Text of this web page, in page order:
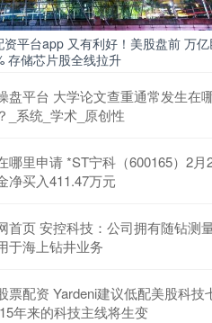
资平台app 又有利好！美股盘前 万亿
存储芯片股全线拉升
盘平台 大学论文查重通常发生在
_系统_学术_原创性
哪里申请 *ST宁科（600165）2月
净买入411.47万元
首页 安控科技：公司拥有随钻测
于海上钻井业务
票配资 Yardeni建议低配美股科技
年来的科技主线将生变